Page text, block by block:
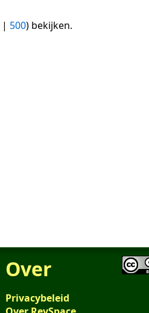
| 500) bekijken.
Over
Privacybeleid